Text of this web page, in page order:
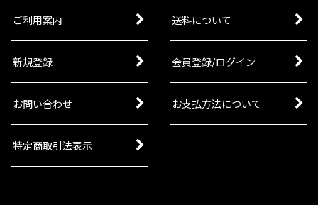
ご利用案内 送料について
新規登録 会員登録/ログイン
お問い合わせ お支払方法について
特定商取引法表示